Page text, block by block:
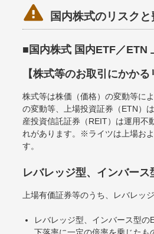
 国内株式のリスク
■国内株式 国内ETF／ETN
【株式等のお取引にかか
株式等は株価（価格）の変動等に
の変動等、上場投資証券（ETN）
産投資信託証券（REIT）は運用不
れがあります。※ライツは上場お
す。
レバレッジ型、インバー
上場有価証券等のうち、レバレ
レバレッジ型、インバース型
下落率に一定の倍率を乗じた